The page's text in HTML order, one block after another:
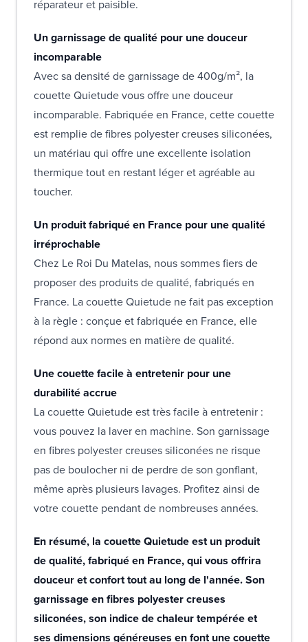
réparateur et paisible.
Un garnissage de qualité pour une douceur
incomparable
Avec sa densité de garnissage de 400g/m², la
couette Quietude vous offre une douceur
incomparable. Fabriquée en France, cette couette
est remplie de fibres polyester creuses siliconées,
un matériau qui offre une excellente isolation
thermique tout en restant léger et agréable au
toucher.
Un produit fabriqué en France pour une qualité
irréprochable
Chez Le Roi Du Matelas, nous sommes fiers de
proposer des produits de qualité, fabriqués en
France. La couette Quietude ne fait pas exception
à la règle : conçue et fabriquée en France, elle
répond aux normes en matière de qualité.
Une couette facile à entretenir pour une
durabilité accrue
La couette Quietude est très facile à entretenir :
vous pouvez la laver en machine. Son garnissage
en fibres polyester creuses siliconées ne risque
pas de boulocher ni de perdre de son gonflant,
même après plusieurs lavages. Profitez ainsi de
votre couette pendant de nombreuses années.
En résumé, la couette Quietude est un produit
de qualité, fabriqué en France, qui vous offrira
douceur et confort tout au long de l'année. Son
garnissage en fibres polyester creuses
siliconées, son indice de chaleur tempérée et
ses dimensions généreuses en font une couette